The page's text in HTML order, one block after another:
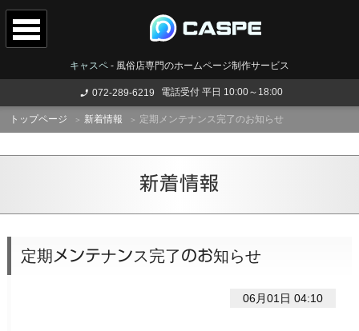
キャスペ - 風俗店専門のホームページ制作サービス
072-289-6219 電話受付 平日 10:00～18:00
トップページ 新着情報 定期メンテナンス完了のお知らせ
新着情報
定期メンテナンス完了のお知らせ
06月01日 04:10